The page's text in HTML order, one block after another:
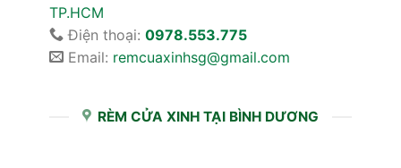
TP.HCM
Điện thoại: 0978.553.775
Email: remcuaxinhsg@gmail.com
RÈM CỬA XINH TẠI BÌNH DƯƠNG